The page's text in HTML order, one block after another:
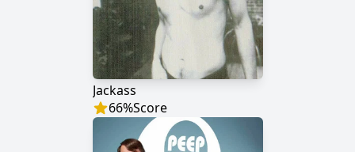
Jackass
66%Score